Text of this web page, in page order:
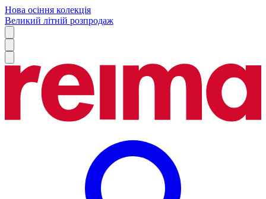
Нова осіння колекція
Великий літній розпродаж